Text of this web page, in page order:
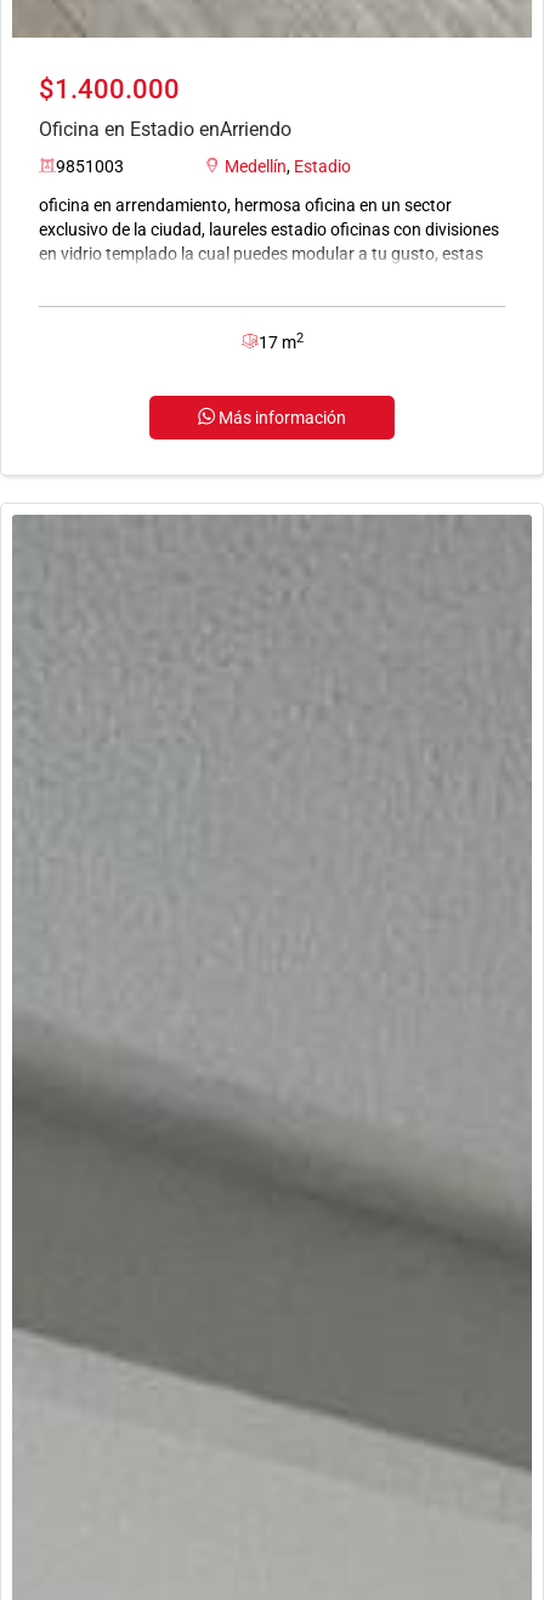
$1.400.000
Oficina en Estadio enArriendo
9851003 Medellín, Estadio
oficina en arrendamiento, hermosa oficina en un sector
exclusivo de la ciudad, laureles estadio oficinas con divisiones
en vidrio templado la cual puedes modular a tu gusto, estas
zona de almuerzo, sala de reuniones y ascensor para mayor
17 m2
Más información